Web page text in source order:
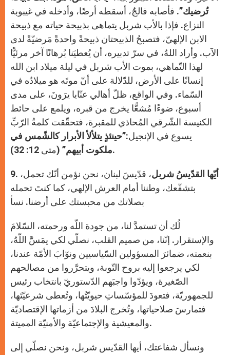
تُرضيك”. فأصابه فالجٌ، أسقطه أرضًا، وأدخله في غيبوبة
النزاع. فإذا بالأب شربل يتماهى بذبيحة حياته مع ذبيحة
الابن الإلهيّ، فتصبحُ الذبيحتان ذبيحةً واحدةً مَرضيّةً لدى
الآب. وأراد اللهُ، في سرّ تدبيره، أن يُعطيَنا بُرهانًا آخر مرئيًّا
لهذا التّماهي، بموت الأب شربل في ليلة ميلاد ابن الله
إنسانًا على الأرض، للدّلالة على أنّ موتَه هو ميلادُه في
السّماء. وفي الواقع، ظلّ أهالي عنّايا يرَونَ، على مدى
أسبوع، ضوءًا مُشعًّا يخرج من قبره، ويلمع على حائط
الكنيسة الشّرقي المُحاذي للمقبرة، فتحقّقت كلمةُ الرّبِّ
يسوع في الإنجيل:”حينئذٍ يتلألأ الأبرار كالشّمس في
ملكوت أبيهم” (متى 12: 32).
9. أيّها القدّيسُ شربل، قدّيسَ لبنان، نحن نؤمن أنّك تحمل،
بتشفّعك، وطننا أمام العرش الإلهي، كما كنتَ تحمله
بصلاتك من محبستك على أرضنا. نسأ
لُك أن تستمدَّ لنا، من جودة اللّه ورحمته، السّلامَ
والإستقرار. إنّنا، من صميم القلب، نصلّي لكي يمَسَّ اللّهُ،
بنعمته، ضمائرَ المسؤولين السّياسيين ونوّابَ الأمّة عندنا،
لكي يرجعوا إليه بروح التّوبة، ويتحرَّروا من مصالحهم
الصّغيرة، ويؤدّوا واجبَهم الدّستوريّ بانتخاب رئيس
للجمهوريّة، فتعودَ للمؤسّساتِ حيويّتُها، وتُعطى شرعيّتَها،
فتمارسَ صلاحياتها، وتُخرج البلادَ من أزماتها الإقتصاديّة
والمعيشية والإجتماعيّة والأمنيّة المميتة.
ونسأل شفاعتك، أيها القدّيس شربل، ونحن نصلّي إلى